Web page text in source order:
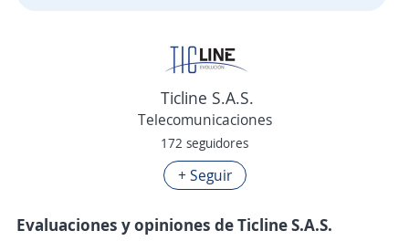
Ticline S.A.S.
Telecomunicaciones
172 seguidores
+ Seguir
Evaluaciones y opiniones de Ticline S.A.S.